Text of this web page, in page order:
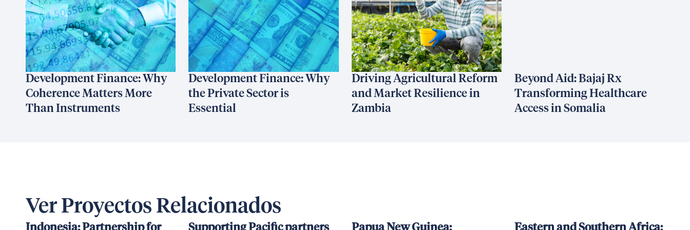
Development Finance: Why
Coherence Matters More
Than Instruments
Development Finance: Why
the Private Sector is
Essential
Driving Agricultural Reform
and Market Resilience in
Zambia
Beyond Aid: Bajaj Rx
Transforming Healthcare
Access in Somalia
Ver Proyectos Relacionados